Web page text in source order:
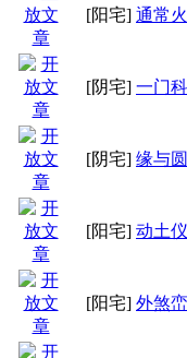
[阳宅] 通常
[阴宅] 一门
[阴宅] 缘与圆
[阳宅] 动土
[阳宅] 外煞